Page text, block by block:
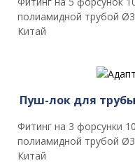
полиамидной трубой
Китай
Пуш-лок для
Фитинг на 3 форсунки
полиамидной трубой
Китай